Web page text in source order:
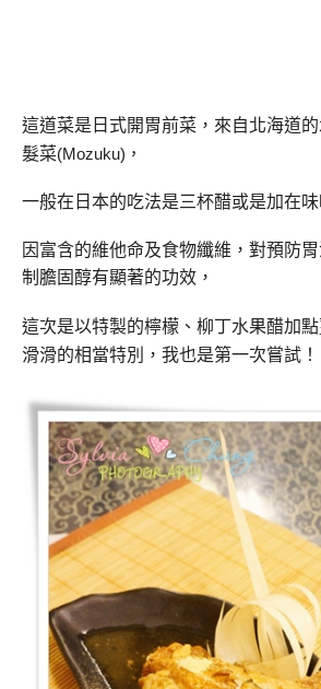
這道菜是 日式開胃前菜 ，來自北海道的
髮菜(Mozuku) ，
一般在日本的吃法是三杯醋或是加在味
因富含的維他命及食物纖維，對預防
制膽固醇有顯著的功效，
這次是以特製的檸檬、柳丁水果醋加
滑滑的相當特別，我也是第一次嘗試！